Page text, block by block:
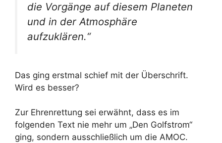
die Vorgänge auf diesem Planeten
und in der Atmosphäre
aufzuklären.“
Das ging erstmal schief mit der Überschrift.
Wird es besser?
Zur Ehrenrettung sei erwähnt, dass es im
folgenden Text nie mehr um „Den Golfstrom“
ging, sondern ausschließlich um die AMOC.